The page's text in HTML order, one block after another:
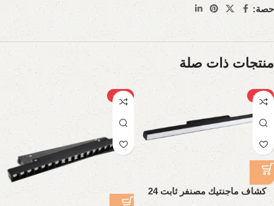
حصة:
منتجات ذات صلة
-20%
كشاف ماجنتيك مصنفر ثابت 24
-22%